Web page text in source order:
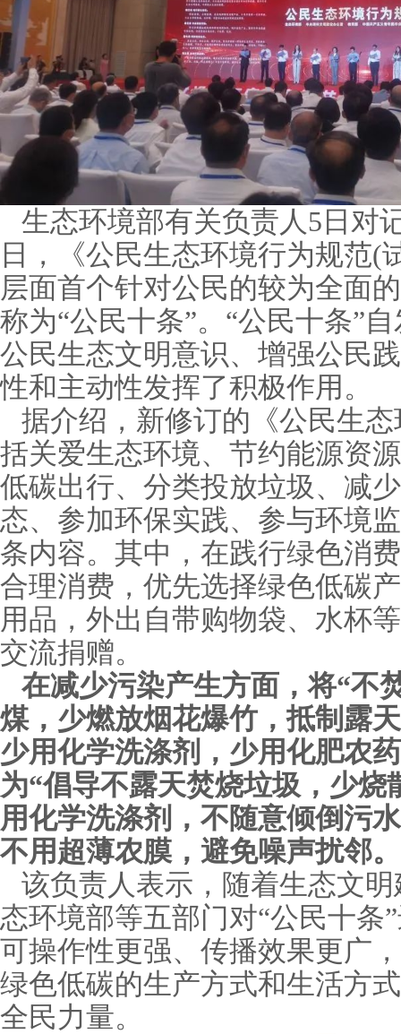
生态环境部有关负责人5日对
日，《公民生态环境行为规范(
层面首个针对公民的较为全面
称为“公民十条”。“公民十条”
公民生态文明意识、增强公民
性和主动性发挥了积极作用。
据介绍，新修订的《公民生
括关爱生态环境、节约能源资
低碳出行、分类投放垃圾、减
态、参加环保实践、参与环境
条内容。其中，在践行绿色消
合理消费，优先选择绿色低碳
用品，外出自带购物袋、水杯
交流捐赠。
在减少污染产生方面，将“不
煤，少燃放烟花爆竹，抵制露
少用化学洗涤剂，少用化肥农
为“倡导不露天焚烧垃圾，少
用化学洗涤剂，不随意倾倒污
不用超薄农膜，避免噪声扰邻
该负责人表示，随着生态文
态环境部等五部门对“公民十条
可操作性更强、传播效果更广
绿色低碳的生产方式和生活方
全民力量。